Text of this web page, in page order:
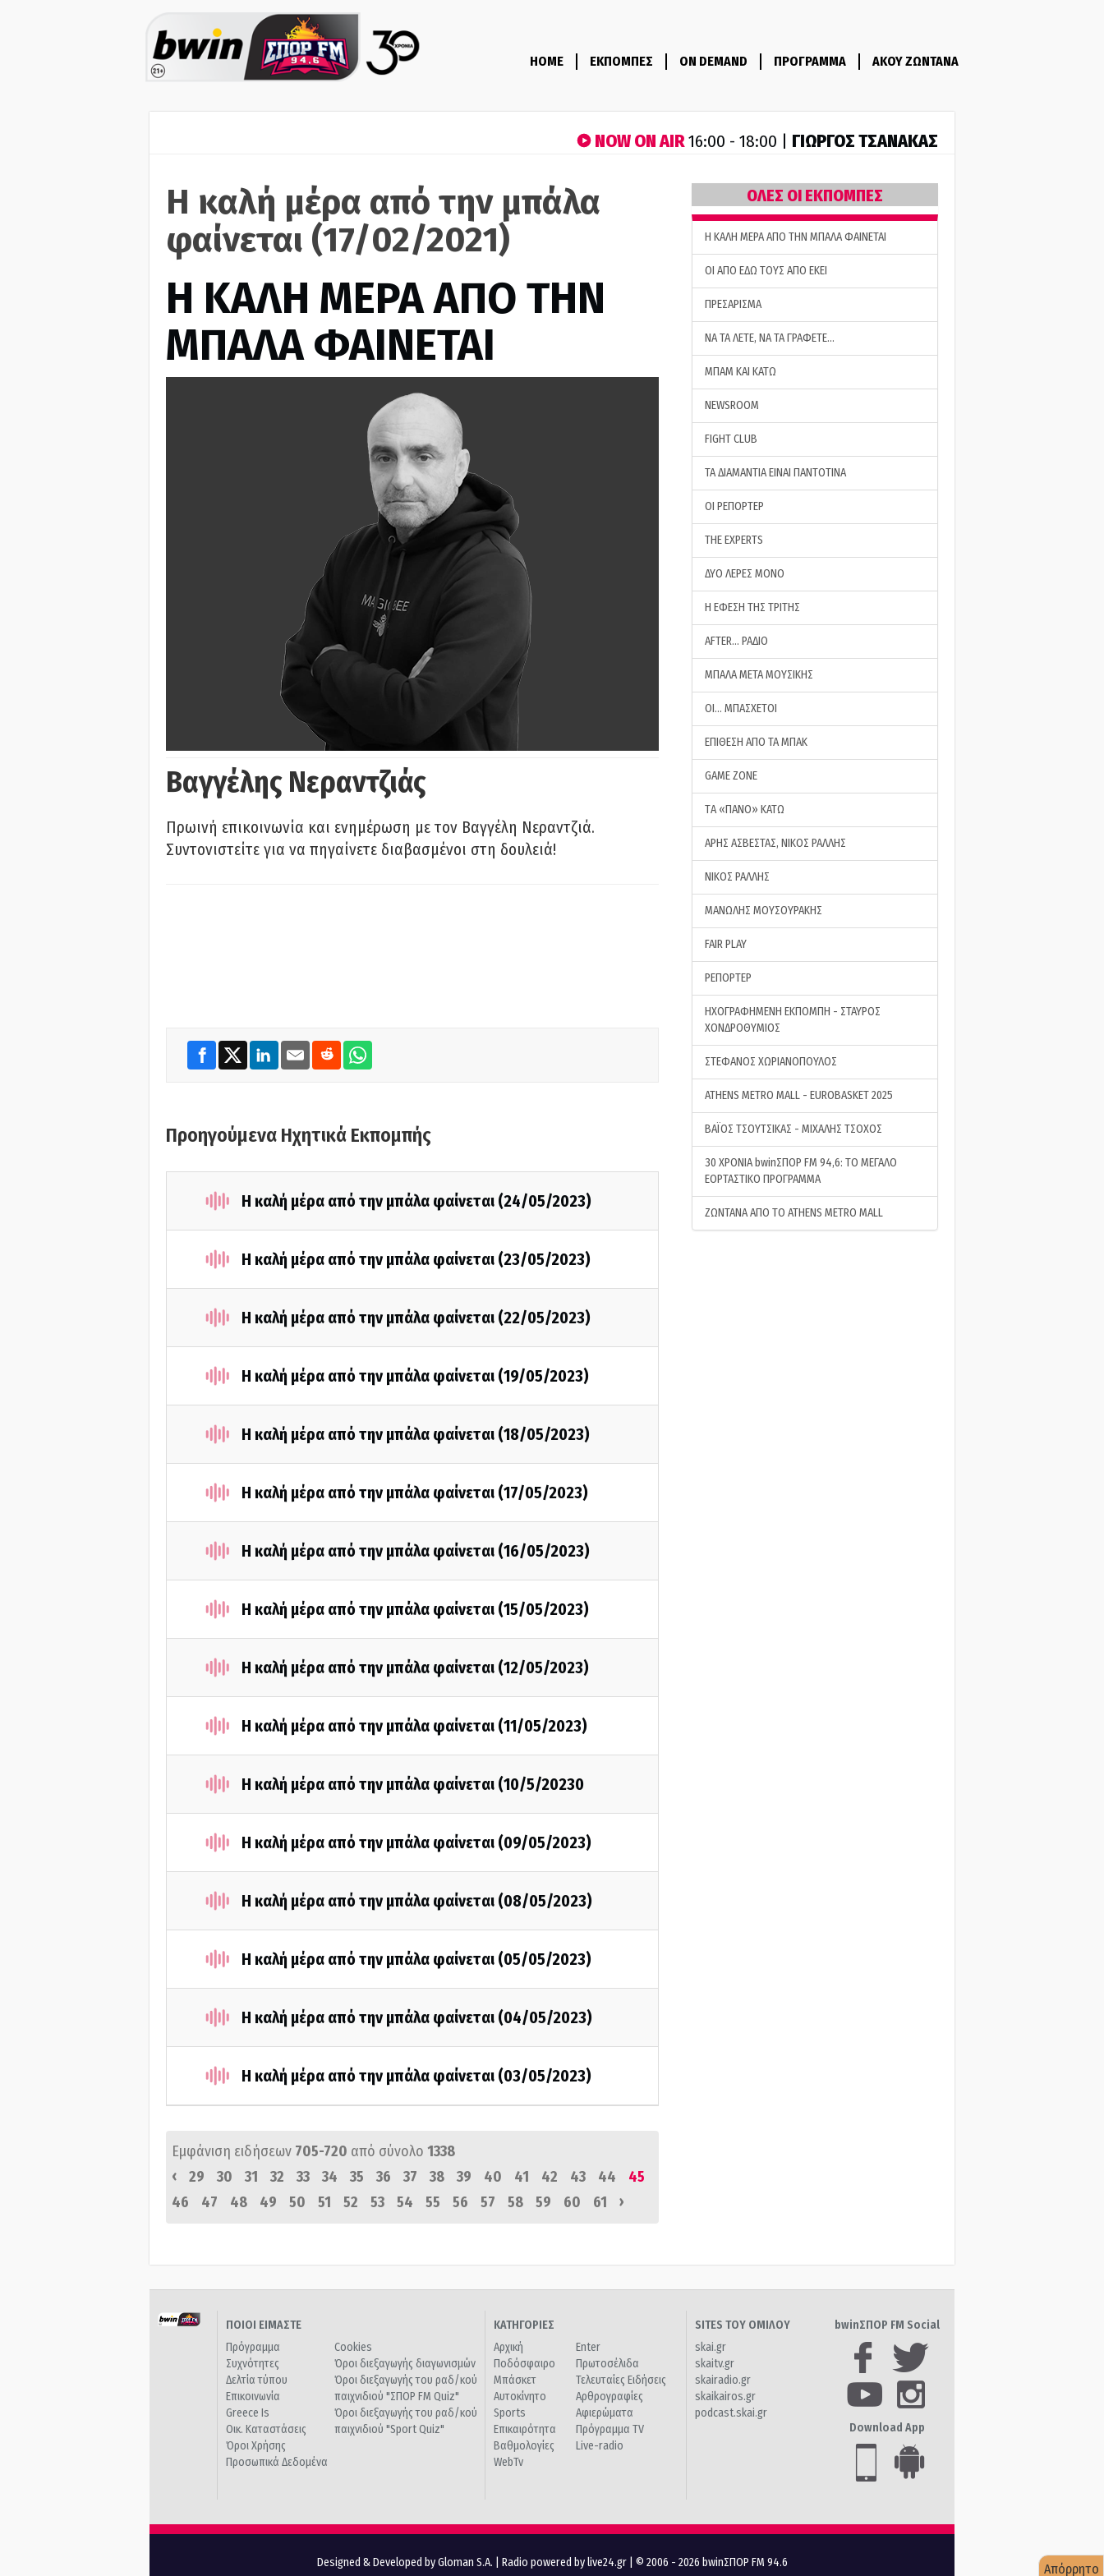
HOME ΕΚΠΟΜΠΕΣ ON DEMAND ΠΡΟΓΡΑΜΜΑ ΑΚΟΥ ΖΩΝΤΑΝΑ
NOW ON AIR16:00 - 18:00 | ΓΙΩΡΓΟΣ ΤΣΑΝΑΚΑΣ
Η καλή μέρα από την μπάλα
φαίνεται (17/02/2021)
H ΚΑΛΗ ΜΕΡΑ ΑΠΟ ΤΗΝ
ΜΠΑΛΑ ΦΑΙΝΕΤΑΙ
Βαγγέλης Νεραντζιάς
Πρωινή επικοινωνία και ενημέρωση με τον Βαγγέλη Νεραντζιά.
Συντονιστείτε για να πηγαίνετε διαβασμένοι στη δουλειά!
Προηγούμενα Ηχητικά Εκπομπής
Η καλή μέρα από την μπάλα φαίνεται (24/05/2023)
Η καλή μέρα από την μπάλα φαίνεται (23/05/2023)
Η καλή μέρα από την μπάλα φαίνεται (22/05/2023)
Η καλή μέρα από την μπάλα φαίνεται (19/05/2023)
Η καλή μέρα από την μπάλα φαίνεται (18/05/2023)
Η καλή μέρα από την μπάλα φαίνεται (17/05/2023)
Η καλή μέρα από την μπάλα φαίνεται (16/05/2023)
Η καλή μέρα από την μπάλα φαίνεται (15/05/2023)
Η καλή μέρα από την μπάλα φαίνεται (12/05/2023)
Η καλή μέρα από την μπάλα φαίνεται (11/05/2023)
Η καλή μέρα από την μπάλα φαίνεται (10/5/20230
Η καλή μέρα από την μπάλα φαίνεται (09/05/2023)
Η καλή μέρα από την μπάλα φαίνεται (08/05/2023)
Η καλή μέρα από την μπάλα φαίνεται (05/05/2023)
Η καλή μέρα από την μπάλα φαίνεται (04/05/2023)
Η καλή μέρα από την μπάλα φαίνεται (03/05/2023)
Εμφάνιση ειδήσεων 705-720 από σύνολο 1338
‹
29 30 31 32 33 34 35 36 37 38 39 40 41 42 43 44
45
46
47 48 49 50 51 52 53 54 55 56 57 58 59 60 61 ›
ΟΛΕΣ ΟΙ ΕΚΠΟΜΠΕΣ
H ΚΑΛΗ ΜΕΡΑ ΑΠΟ ΤΗΝ ΜΠΑΛΑ ΦΑΙΝΕΤΑΙ
ΟΙ ΑΠΟ ΕΔΩ ΤΟΥΣ ΑΠΟ ΕΚΕΙ
ΠΡΕΣΑΡΙΣΜΑ
ΝΑ ΤΑ ΛΕΤΕ, ΝΑ ΤΑ ΓΡΑΦΕΤΕ…
ΜΠΑΜ ΚΑΙ ΚΑΤΩ
NEWSROOM
FIGHT CLUB
ΤΑ ΔΙΑΜΑΝΤΙΑ ΕΙΝΑΙ ΠΑΝΤΟΤΙΝΑ
ΟΙ ΡΕΠΟΡΤΕΡ
THE EXPERTS
ΔΥΟ ΛΕΡΕΣ ΜΟΝΟ
Η ΕΦΕΣΗ ΤΗΣ ΤΡΙΤΗΣ
AFTER… ΡΑΔΙΟ
ΜΠΑΛΑ ΜΕΤΑ ΜΟΥΣΙΚΗΣ
ΟΙ… ΜΠΑΣΧΕΤΟΙ
ΕΠΙΘΕΣΗ ΑΠΟ ΤΑ ΜΠΑΚ
GAME ZONE
ΤA «ΠΑΝΟ» ΚΑΤΩ
ΑΡΗΣ ΑΣΒΕΣΤΑΣ, ΝΙΚΟΣ ΡΑΛΛΗΣ
ΝΙΚΟΣ ΡΑΛΛΗΣ
ΜΑΝΩΛΗΣ ΜΟΥΣΟΥΡΑΚΗΣ
FAIR PLAY
ΡΕΠΟΡΤΕΡ
ΗΧΟΓΡΑΦΗΜΕΝΗ ΕΚΠΟΜΠΗ - ΣΤΑΥΡΟΣ
ΧΟΝΔΡΟΘΥΜΙΟΣ
ΣΤΕΦΑΝΟΣ ΧΩΡΙΑΝΟΠΟΥΛΟΣ
ATHENS METRO MALL - EUROBASKET 2025
ΒΑΪΟΣ ΤΣΟΥΤΣΙΚΑΣ - ΜΙΧΑΛΗΣ ΤΣΟΧΟΣ
30 ΧΡΟΝΙΑ bwinΣΠΟΡ FM 94,6: ΤΟ ΜΕΓΑΛΟ
ΕΟΡΤΑΣΤΙΚΟ ΠΡΟΓΡΑΜΜΑ
ΖΩΝΤΑΝΑ ΑΠΟ ΤΟ ATHENS METRO MALL
ΠΟΙΟΙ ΕΙΜΑΣΤΕ
Πρόγραμμα
Συχνότητες
Δελτία τύπου
Επικοινωνία
Greece Is
Οικ. Καταστάσεις
Όροι Χρήσης
Προσωπικά Δεδομένα
Cookies
Όροι διεξαγωγής διαγωνισμών
Όροι διεξαγωγής του ραδ/κού
παιχνιδιού "ΣΠΟΡ FM Quiz"
Όροι διεξαγωγής του ραδ/κού
παιχνιδιού "Sport Quiz"
ΚΑΤΗΓΟΡΙΕΣ
Αρχική
Ποδόσφαιρο
Μπάσκετ
Αυτοκίνητο
Sports
Επικαιρότητα
Βαθμολογίες
WebTv
Enter
Πρωτοσέλιδα
Τελευταίες Ειδήσεις
Αρθρογραφίες
Αφιερώματα
Πρόγραμμα TV
Live-radio
SITES ΤΟΥ ΟΜΙΛΟΥ
skai.gr
skaitv.gr
skairadio.gr
skaikairos.gr
podcast.skai.gr
bwinΣΠΟΡ FM Social
Download App
Designed & Developed by Gloman S.A. Radio powered by live24.gr | © 2006 - 2026 bwinΣΠΟΡ FM 94.6 Απόρρητο